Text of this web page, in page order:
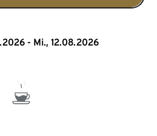
- Mi., 12.08.2026